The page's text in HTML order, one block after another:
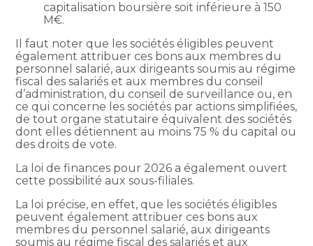
capitalisation boursière soit inférieure à 150
M€.
Il faut noter que les sociétés éligibles peuvent
également attribuer ces bons aux membres du
personnel salarié, aux dirigeants soumis au régime
fiscal des salariés et aux membres du conseil
d’administration, du conseil de surveillance ou, en
ce qui concerne les sociétés par actions simplifiées,
de tout organe statutaire équivalent des sociétés
dont elles détiennent au moins 75 % du capital ou
des droits de vote.
La loi de finances pour 2026 a également ouvert
cette possibilité aux sous-filiales.
La loi précise, en effet, que les sociétés éligibles
peuvent également attribuer ces bons aux
membres du personnel salarié, aux dirigeants
soumis au régime fiscal des salariés et aux